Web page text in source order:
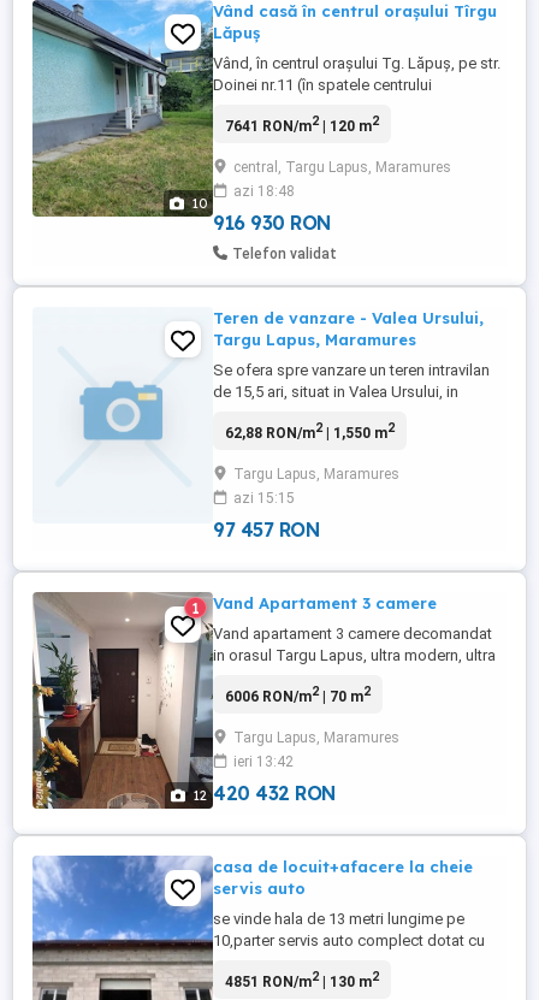
10
Vând casă în centrul orașului Tîrgu
Lăpuș
Vând, în centrul orașului Tg. Lăpuș, pe str.
Doinei nr.11 (în spatele centrului
utilitățile , locuibilă imediat cu tot ce este
baie,1 cămară, 2 holuri) - anexă din lemn ...
7641 RON/m2| 120 m2
central, Targu Lapus, Maramures
azi 18:48
916 930 RON
Telefon validat
Teren de vanzare - Valea Ursului,
Targu Lapus, Maramures
Se ofera spre vanzare un teren intravilan
de 15,5 ari, situat in Valea Ursului, in
localitatea Targu Lapus, judetul
Amplasament accesibil, ideal pentru
constructii sau investitie Pret: 1200 euro
pe ar
62,88 RON/m2| 1,550 m2
Targu Lapus, Maramures
azi 15:15
97 457 RON
12
1 Vand Apartament 3 camere
Vand apartament 3 camere decomandat
in orasul Targu Lapus, ultra modern, ultra
dotat cu toate electrocasnicele necesare,
subsol mare si luminata. Apartamentul
este foarte frumos si situat intr-o zona
buna. Merita vazut ...
6006 RON/m2| 70 m2
Targu Lapus, Maramures
ieri 13:42
420 432 RON
casa de locuit+afacere la cheie
servis auto
se vinde hala de 13 metri lungime pe
10,parter servis auto complect dotat cu
dresing și living,in spate un birou de 5pe 5
4851 RON/m2| 130 m2